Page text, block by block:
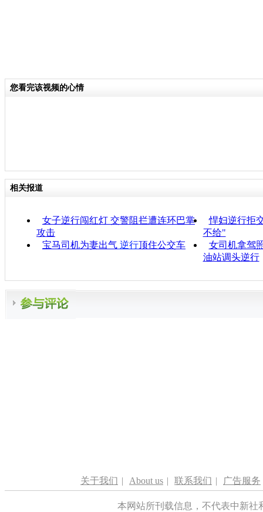
您看完该视频的心情
相关报道
女子逆行闯红灯 交警阻拦遭连环巴掌
攻击
悍妇逆行拒
不给"
宝马司机为妻出气 逆行顶住公交车
女司机拿驾
油站调头逆行
关于我们 | About us | 联系我们 | 广告服务
本网站所刊载信息，不代表中新